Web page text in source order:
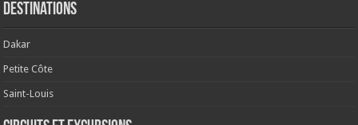
Destinations
Dakar
Petite Côte
Saint-Louis